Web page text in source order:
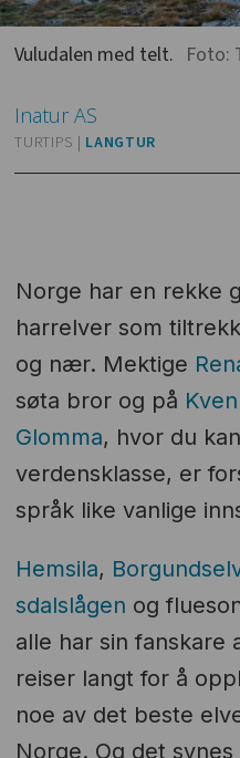
Vuludalen med telt. Foto:
Inatur AS
TURTIPS | LANGTUR
Norge har en rekke
harrelver som
og nær. Mektige
søta bror og på
Glomma, hvor du
verdensklasse, er
språk like vanlige
Hemsila,
sdalslågen og
alle har sin fanskare
reiser langt for å
noe av det beste
Norge. Og det